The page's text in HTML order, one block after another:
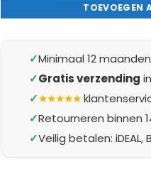
TOEVOEGEN
✓Minimaal 12
✓Gratis verzending
✓★★★★★
✓Retourneren binnen
✓Veilig betalen: